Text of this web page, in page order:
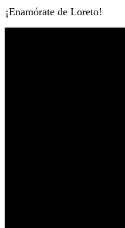
¡Enamórate de Loreto!